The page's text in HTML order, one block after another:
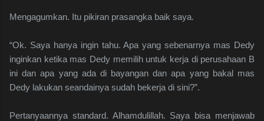
Mengagumkan. Itu pikiran prasangka baik saya.
“Ok. Saya hanya ingin tahu. Apa yang sebenarnya mas Dedy
inginkan ketika mas Dedy memilih untuk kerja di perusahaan B
ini dan apa yang ada di bayangan dan apa yang bakal mas
Dedy lakukan seandainya sudah bekerja di sini?”.
Pertanyaannya standard. Alhamdulillah. Saya bisa menjawab